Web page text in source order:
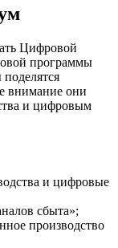
Цифровой
программы
внимание они
и цифровым
и цифровые
сбыта»;
производство